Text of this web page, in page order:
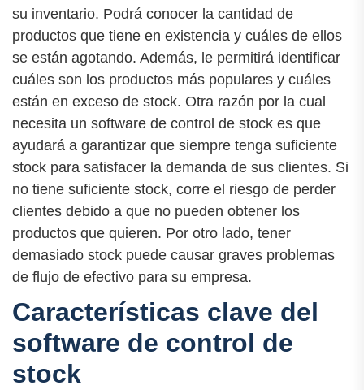
su inventario. Podrá conocer la cantidad de
productos que tiene en existencia y cuáles de ellos
se están agotando. Además, le permitirá identificar
cuáles son los productos más populares y cuáles
están en exceso de stock. Otra razón por la cual
necesita un software de control de stock es que
ayudará a garantizar que siempre tenga suficiente
stock para satisfacer la demanda de sus clientes. Si
no tiene suficiente stock, corre el riesgo de perder
clientes debido a que no pueden obtener los
productos que quieren. Por otro lado, tener
demasiado stock puede causar graves problemas
de flujo de efectivo para su empresa.
Características clave del
software de control de
stock